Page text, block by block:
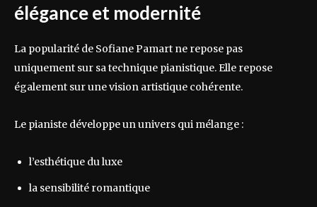
élégance et modernité
La popularité de Sofiane Pamart ne repose pas
uniquement sur sa technique pianistique. Elle repose
également sur une vision artistique cohérente.
Le pianiste développe un univers qui mélange :
l’esthétique du luxe
la sensibilité romantique